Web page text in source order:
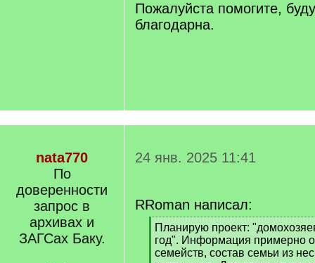
Пожалуйста помогите,
благодарна.
nata770
По
доверенности
запрос в
архивах и
ЗАГСах Баку.
24 янв. 2025 11:41
RRoman написал:
[
q
]
Планирую проект:
год". Информация примерно о
семейств, состав семьи из